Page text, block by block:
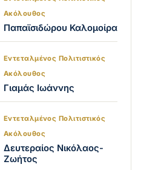
Ακόλουθος
Παπαϊσιδώρου Καλομοίρα
Εντεταλμένος Πολιτιστικός
Ακόλουθος
Γιαμάς Ιωάννης
Εντεταλμένος Πολιτιστικός
Ακόλουθος
Δευτεραίος Νικόλαος-
Ζωήτος